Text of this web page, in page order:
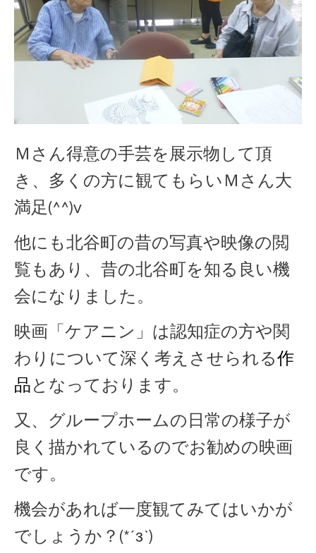
Ｍさん得意の手芸を展示物して頂
き、多くの方に観てもらいＭさん大
満足(^^)v
他にも北谷町の昔の写真や映像の閲
覧もあり、昔の北谷町を知る良い機
会になりました。
映画「ケアニン」は認知症の方や関
わりについて深く考えさせられる作
品 となっております。
又、グループホームの日常の様子が
良く描かれているのでお勧めの映画
です。
機会があれば一度観てみてはいかが
でしょうか？(*´з`)